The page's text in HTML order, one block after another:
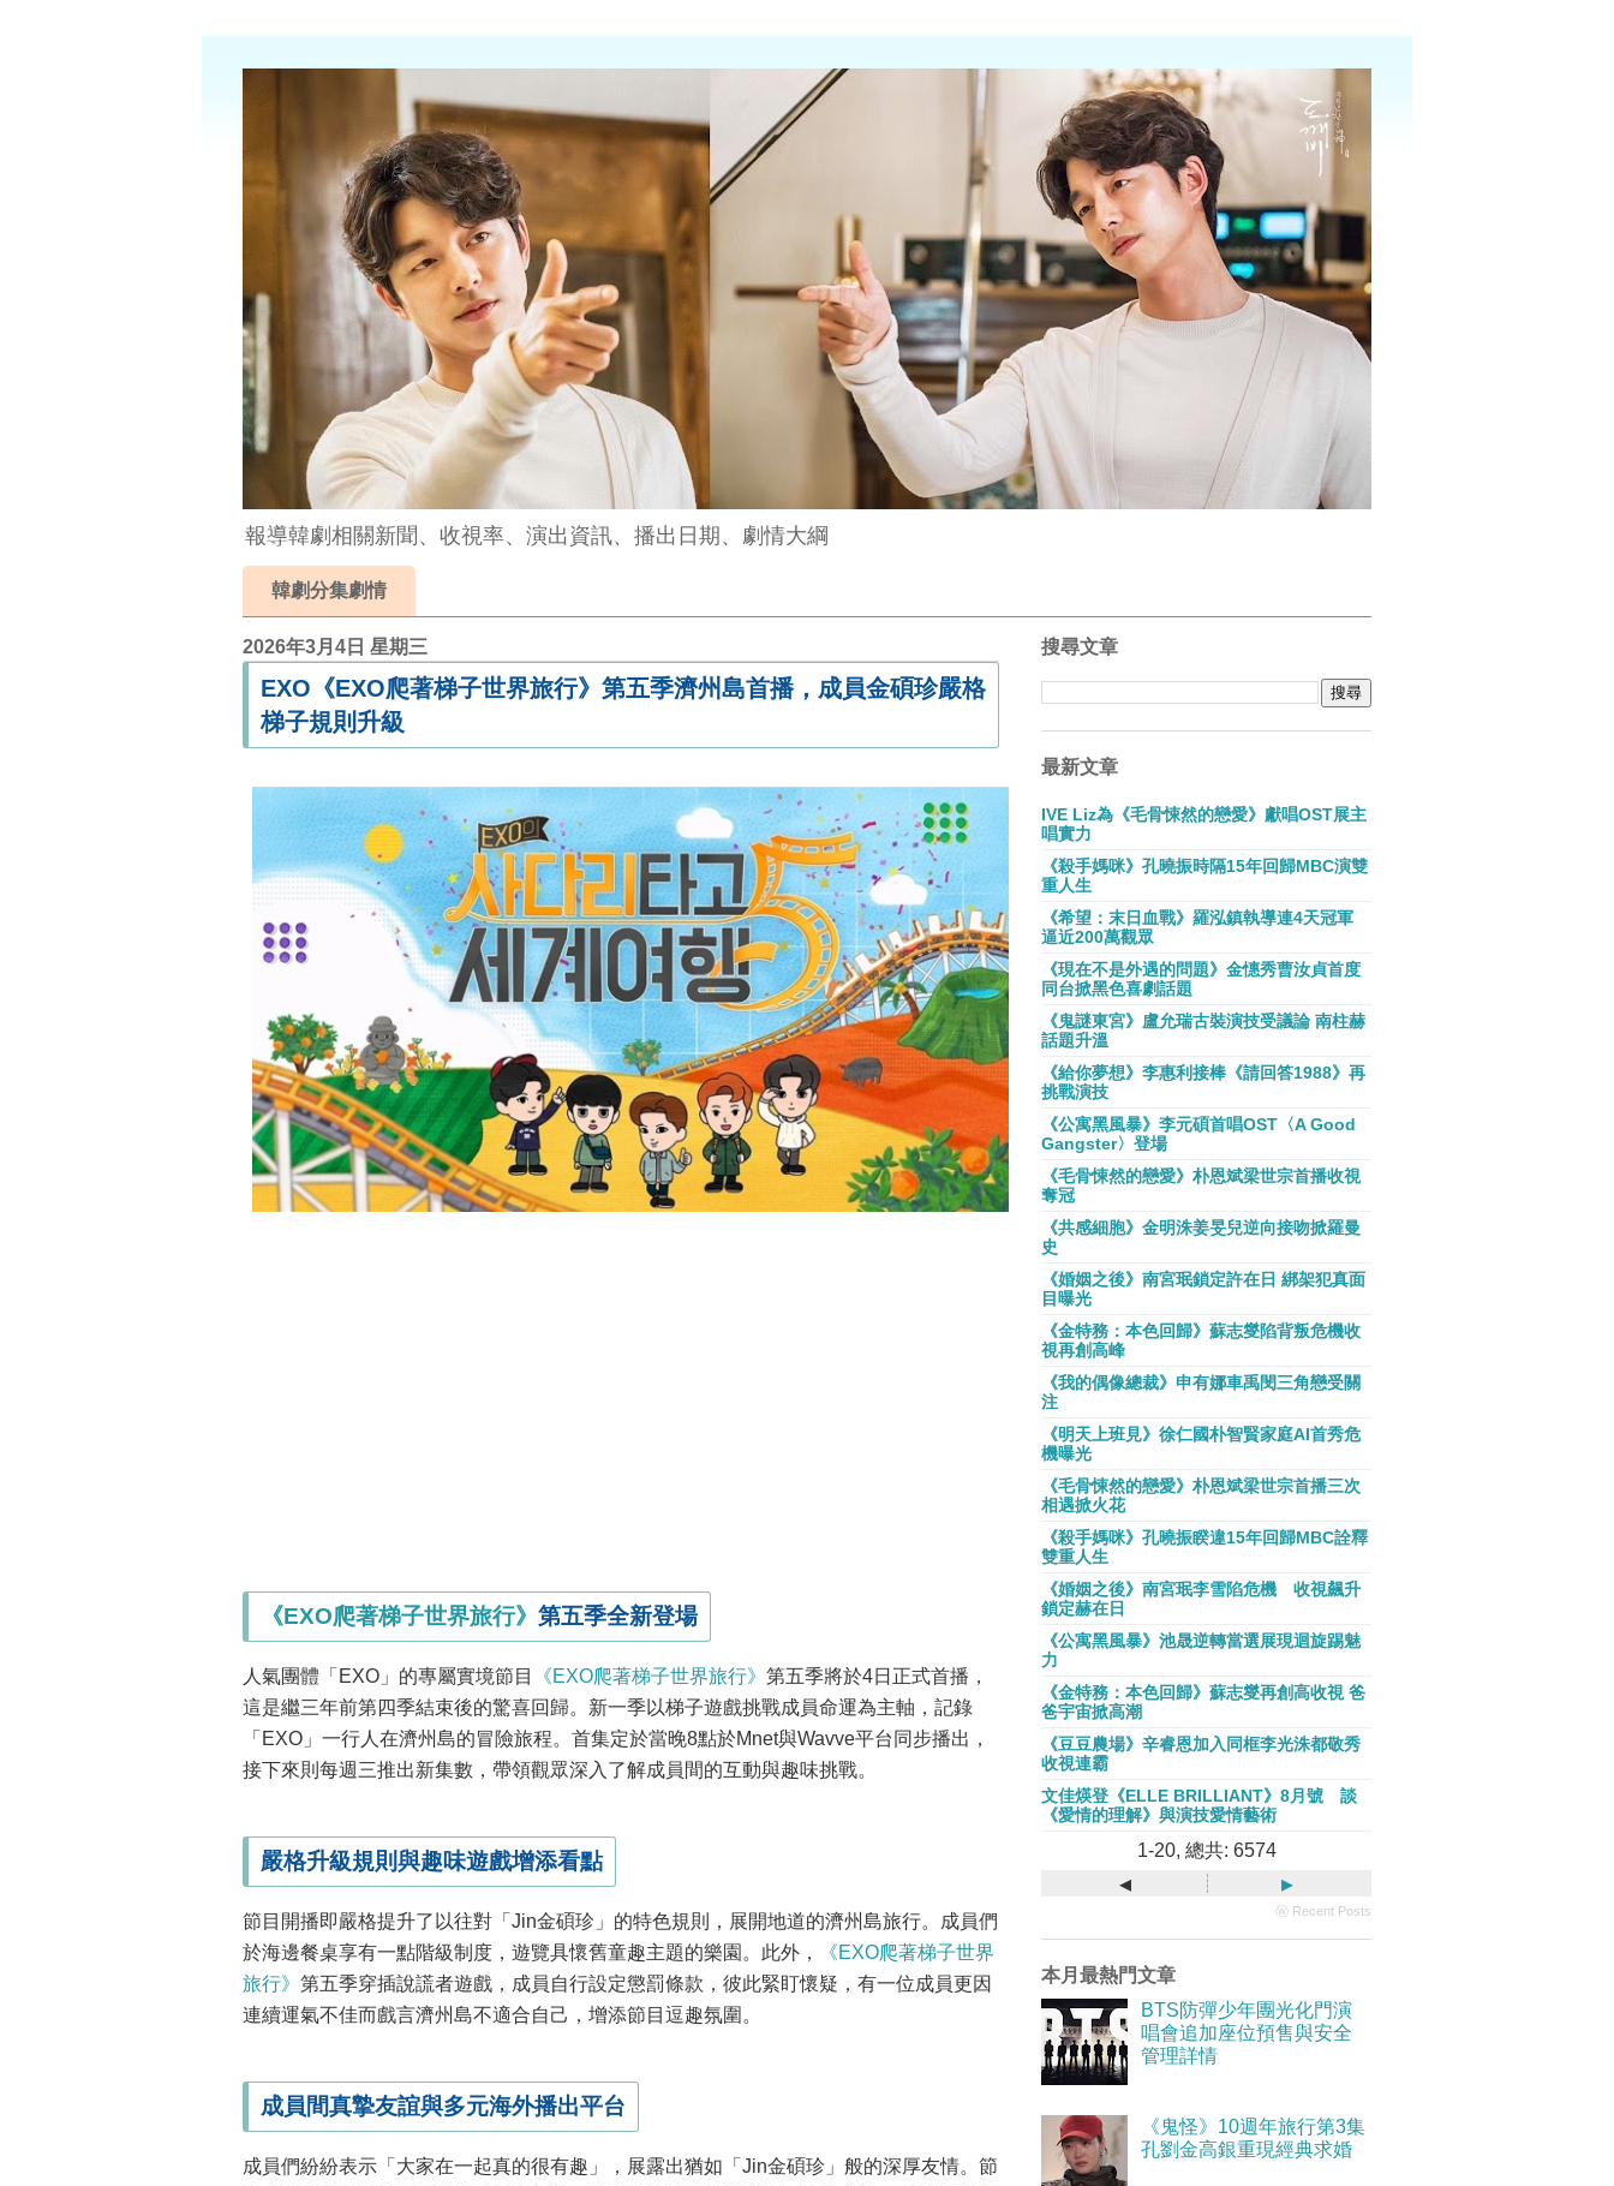
報導韓劇相關新聞、收視率、演出資訊、播出日期、劇情大綱
韓劇分集劇情
2026年3月4日 星期三
EXO《EXO爬著梯子世界旅行》第五季濟州島首播，成員金碩珍嚴格
梯子規則升級
《EXO爬著梯子世界旅行》 第五季全新登場
人氣團體「EXO」的專屬實境節目 《EXO爬著梯子世界旅行》 第五季將於4日正式首播，
這是繼三年前第四季結束後的驚喜回歸。新一季以梯子遊戲挑戰成員命運為主軸，記錄
「EXO」一行人在濟州島的冒險旅程。首集定於當晚8點於Mnet與Wavve平台同步播出，
接下來則每週三推出新集數，帶領觀眾深入了解成員間的互動與趣味挑戰。
嚴格升級規則與趣味遊戲增添看點
節目開播即嚴格提升了以往對「Jin金碩珍」的特色規則，展開地道的濟州島旅行。成員們
於海邊餐桌享有一點階級制度，遊覽具懷舊童趣主題的樂園。此外，
《EXO爬著梯子世界
旅行》 第五季穿插說謊者遊戲，成員自行設定懲罰條款，彼此緊盯懷疑，有一位成員更因
連續運氣不佳而戲言濟州島不適合自己，增添節目逗趣氛圍。
成員間真摯友誼與多元海外播出平台
成員們紛紛表示「大家在一起真的很有趣」，展露出猶如「Jin金碩珍」般的深厚友情。節
搜尋文章
最新文章
IVE Liz為《毛骨悚然的戀愛》獻唱OST展主
唱實力
《殺手媽咪》孔曉振時隔15年回歸MBC演雙
重人生
《希望：末日血戰》羅泓鎮執導連4天冠軍
逼近200萬觀眾
《現在不是外遇的問題》金憓秀曹汝貞首度
同台掀黑色喜劇話題
《鬼謎東宮》盧允瑞古裝演技受議論 南柱赫
話題升溫
《給你夢想》李惠利接棒《請回答1988》再
挑戰演技
《公寓黑風暴》李元碩首唱OST〈A Good
Gangster〉登場
《毛骨悚然的戀愛》朴恩斌梁世宗首播收視
奪冠
《共感細胞》金明洙姜旻兒逆向接吻掀羅曼
史
《婚姻之後》南宮珉鎖定許在日 綁架犯真面
目曝光
《金特務：本色回歸》蘇志燮陷背叛危機收
視再創高峰
《我的偶像總裁》申有娜車禹閔三角戀受關
注
《明天上班見》徐仁國朴智賢家庭AI首秀危
機曝光
《毛骨悚然的戀愛》朴恩斌梁世宗首播三次
相遇掀火花
《殺手媽咪》孔曉振睽違15年回歸MBC詮釋
雙重人生
《婚姻之後》南宮珉李雪陷危機 收視飆升
鎖定赫在日
《公寓黑風暴》池晟逆轉當選展現迴旋踢魅
力
《金特務：本色回歸》蘇志燮再創高收視 爸
爸宇宙掀高潮
《豆豆農場》辛睿恩加入同框李光洙都敬秀
收視連霸
文佳煐登《ELLE BRILLIANT》8月號 談
《愛情的理解》與演技愛情藝術
1-20, 總共: 6574
◂ ▸
ⓦ Recent Posts
本月最熱門文章
BTS防彈少年團光化門演
唱會追加座位預售與安全
管理詳情
《鬼怪》10週年旅行第3集
孔劉金高銀重現經典求婚